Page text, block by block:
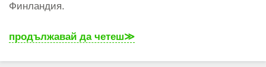
Финландия.
продължавай да четеш